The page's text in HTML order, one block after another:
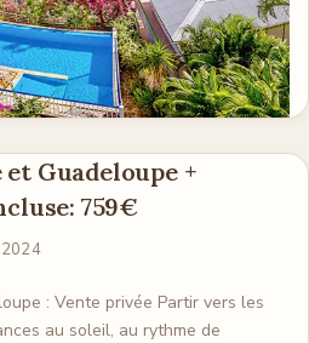
Guadeloupe +
759€
: Vente privée Partir vers les
au soleil, au rythme de